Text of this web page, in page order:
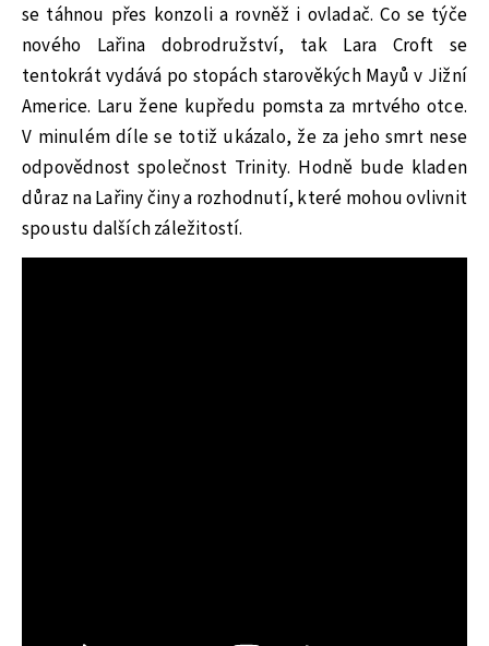
se táhnou přes konzoli a rovněž i ovladač. Co se týče
nového Lařina dobrodružství, tak Lara Croft se
tentokrát vydává po stopách starověkých Mayů v Jižní
Americe. Laru žene kupředu pomsta za mrtvého otce.
V minulém díle se totiž ukázalo, že za jeho smrt nese
odpovědnost společnost Trinity. Hodně bude kladen
důraz na Lařiny činy a rozhodnutí, které mohou ovlivnit
spoustu dalších záležitostí.